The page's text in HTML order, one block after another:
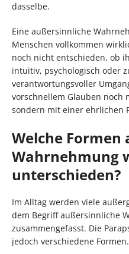
dasselbe.
Eine außersinnliche
Menschen vollkommen
noch nicht entschieden, ob
intuitiv, psychologisch oder
verantwortungsvoller
vorschnellem Glauben noch
sondern mit einer ehrlichen
Welche
Wahrnehmung
unterschieden?
Im Alltag werden viele
dem Begriff außersinnliche
zusammengefasst. Die
jedoch verschiedene Formen.